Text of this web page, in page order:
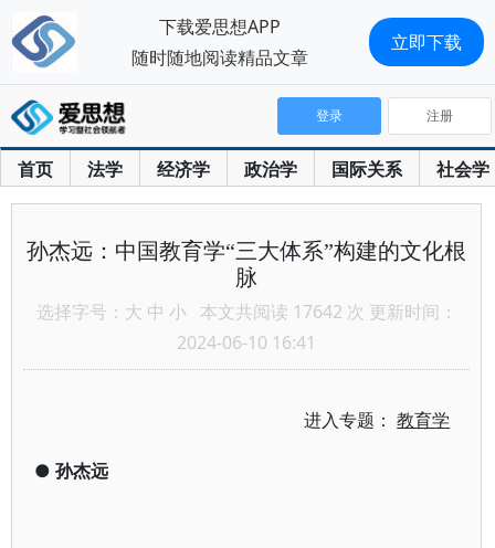
首页 法学 经济学 政治学 国际关系 社会学
登录 注册
孙杰远：中国教育学“三大体系”构建的文化根
脉
选择字号： 大 中 小 本文共阅读 17642 次 更新时间：
2024-06-10 16:41
进入专题：教育学
● 孙杰远
下载爱思想APP
随时随地阅读精品文章
立即下载